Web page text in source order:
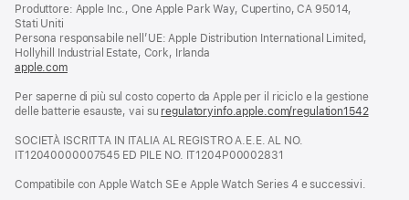
finestra)
Produttore: Apple Inc., One Apple Park Way, Cupertino, CA 95014,
Stati Uniti
Persona responsabile nell’UE: Apple Distribution International Limited,
Hollyhill Industrial Estate, Cork, Irlanda
apple.com(si
una
nuova
Per saperne di più sul costo coperto da Apple per il riciclo e la gestione
delle batterie esauste, vai su regulatoryinfo.apple.com/regulation1542(si
SOCIETÀ ISCRITTA IN ITALIA AL REGISTRO A.E.E. AL NO.
IT12040000007545 ED PILE NO. IT1204P00002831
Compatibile con Apple Watch SE e Apple Watch Series 4 e successivi.